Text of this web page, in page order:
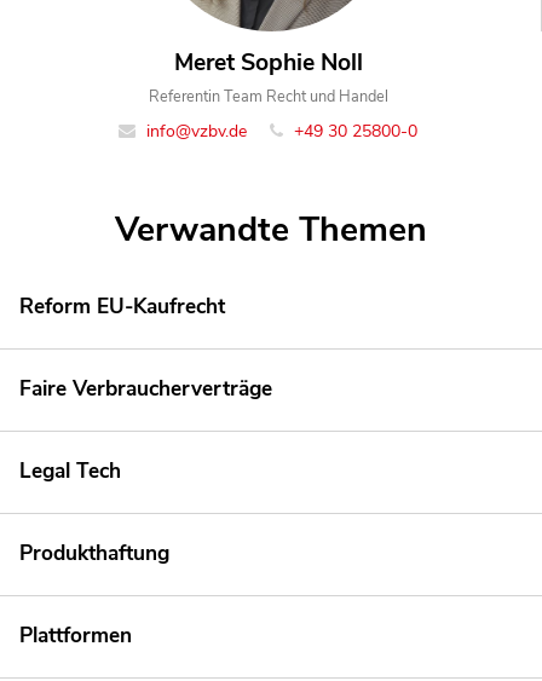
Meret Sophie Noll
Referentin Team Recht und Handel
info@vzbv.de +49 30 25800-0
Verwandte Themen
Reform EU-Kaufrecht
Faire Verbraucherverträge
Legal Tech
Produkthaftung
Plattformen